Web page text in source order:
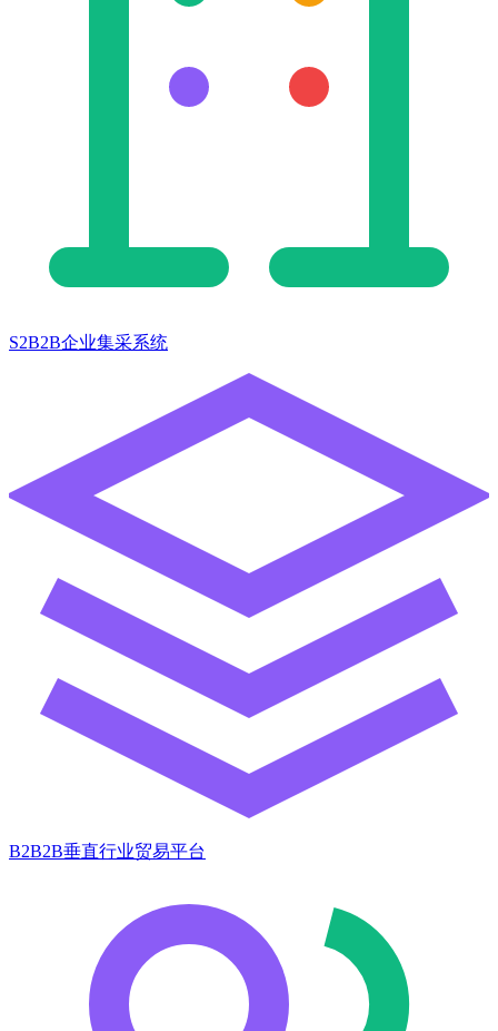
S2B2B企业集采系统
B2B2B垂直行业贸易平台